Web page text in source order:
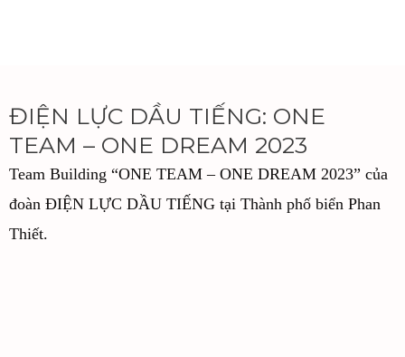
ĐIỆN LỰC DẦU TIẾNG: ONE
TEAM – ONE DREAM 2023
Team Building “ONE TEAM – ONE DREAM 2023” của
đoàn ĐIỆN LỰC DẦU TIẾNG tại Thành phố biển Phan
Thiết.